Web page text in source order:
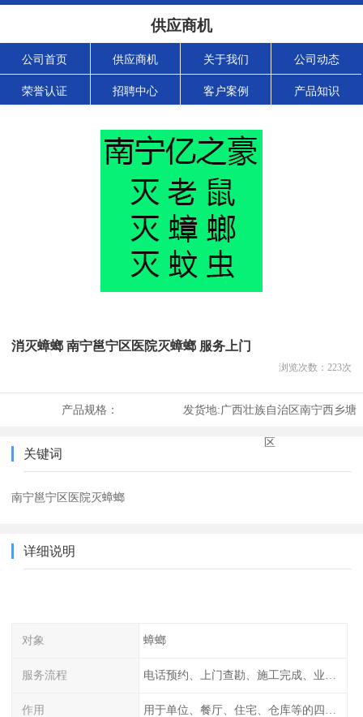
供应商机
公司首页 供应商机 关于我们 公司动态
荣誉认证 招聘中心 客户案例 产品知识
消灭蟑螂 南宁邕宁区医院灭蟑螂 服务上门
浏览次数： 223次
产品规格： 发货地:广西壮族自治区南宁西乡塘
区
关键词
南宁邕宁区医院灭蟑螂
详细说明
对象 蟑螂
服务流程
作用